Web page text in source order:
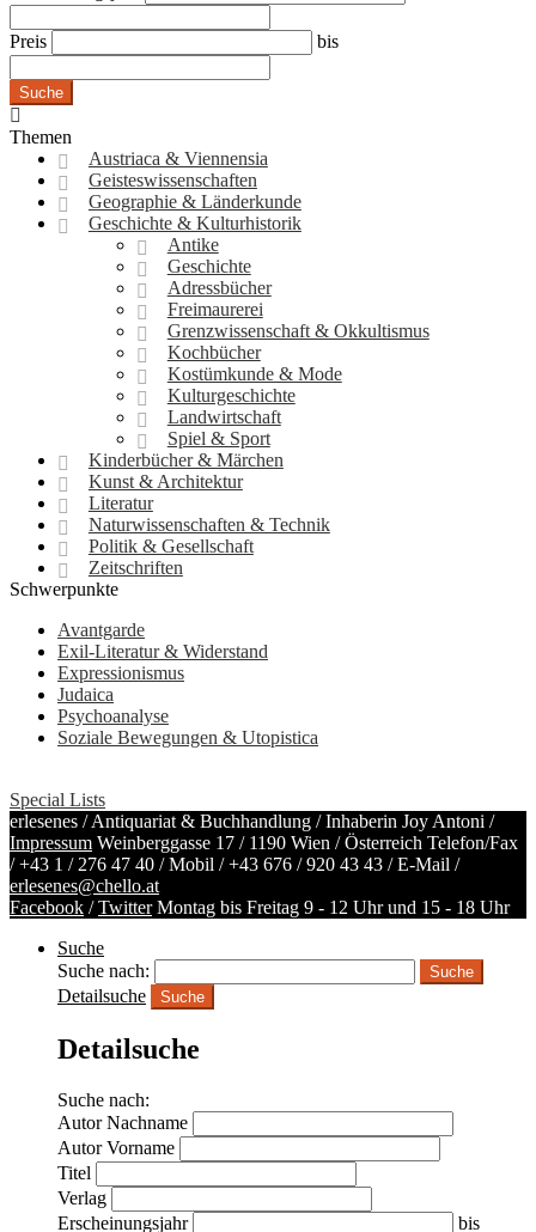
Preis bis
Suche
Themen
Austriaca & Viennensia
Geisteswissenschaften
Geographie & Länderkunde
Geschichte & Kulturhistorik
Antike
Geschichte
Adressbücher
Freimaurerei
Grenzwissenschaft & Okkultismus
Kochbücher
Kostümkunde & Mode
Kulturgeschichte
Landwirtschaft
Spiel & Sport
Kinderbücher & Märchen
Kunst & Architektur
Literatur
Naturwissenschaften & Technik
Politik & Gesellschaft
Zeitschriften
Schwerpunkte
Avantgarde
Exil-Literatur & Widerstand
Expressionismus
Judaica
Psychoanalyse
Soziale Bewegungen & Utopistica
Special Lists
erlesenes / Antiquariat & Buchhandlung / Inhaberin Joy Antoni /
Impressum Weinberggasse 17 / 1190 Wien / Österreich Telefon/Fax
/+43 1 / 276 47 40 / Mobil /+43 676 / 920 43 43 / E-Mail /
erlesenes@chello.at
Facebook /Twitter Montag bis Freitag 9 - 12 Uhr und 15 - 18 Uhr
Suche
Suche nach:
Detailsuche
Suche
Detailsuche
Suche nach:
Autor Nachname
Autor Vorname
Titel
Verlag
Erscheinungsjahr
bis